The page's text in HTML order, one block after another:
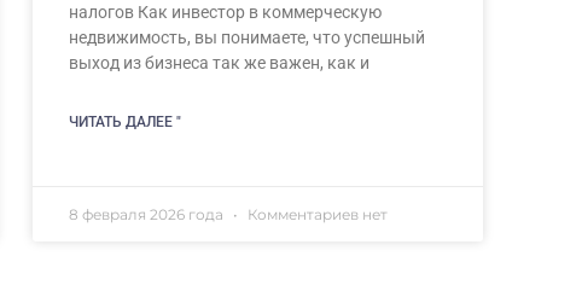
налогов Как инвестор в коммерческую
недвижимость, вы понимаете, что успешный
выход из бизнеса так же важен, как и
ЧИТАТЬ ДАЛЕЕ "
8 февраля 2026 года Комментариев нет